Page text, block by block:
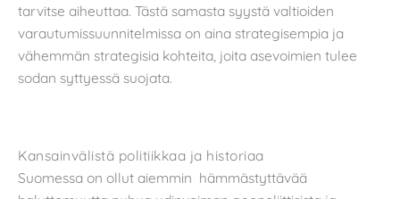
tarvitse aiheuttaa. Tästä samasta syystä valtioiden
varautumissuunnitelmissa on aina strategisempia ja
vähemmän strategisia kohteita, joita asevoimien tulee
sodan syttyessä suojata.
Kansainvälistä politiikkaa ja historiaa
Suomessa on ollut aiemmin hämmästyttävää